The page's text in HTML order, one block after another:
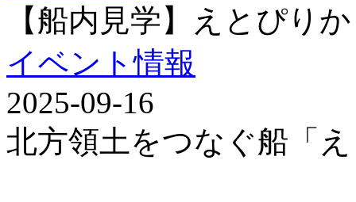
【船内見学】えとぴりか
イベント情報
2025-09-16
北方領土をつなぐ船「